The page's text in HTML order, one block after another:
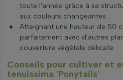
toute l'année grâce à sa
aux couleurs changeantes.
Atteignant une hauteur de 50
parfaitement avec d'autres
couverture végétale délicate.
Conseils pour cultiver et
tenuissima 'Ponytails'